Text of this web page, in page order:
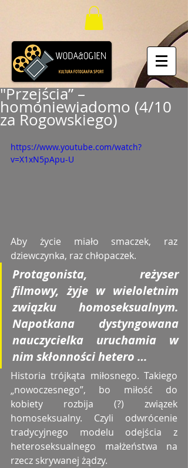
"Przejścia” –
homoniewiadomo (4/10
za Rogowskiego)
https://www.youtube.com/watch?
v=X1xN5pApu-U
Aby życie miało smaczek, raz
dziewczynka, raz chłopaczek.
Protagonista, reżyser
filmowy, żyje w wieloletnim
związku homoseksualnym.
Napotkana dystyngowana
nauczycielka uruchamia w
nim skłonności hetero …
Historia trójkąta miłosnego. Takiego
„nowoczesnego”, bo miłość do
kobiety rozbija (?) związek
homoseksualny. Czyli odwrócenie
tradycyjnego modelu odejścia z
heteroseksualnego małżeństwa na
rzecz skrywanej żądzy.